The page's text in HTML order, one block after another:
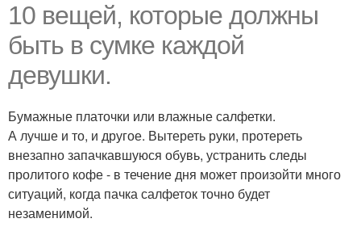
10 вещей, которые должны
быть в сумке каждой
девушки.
Бумажные платочки или влажные салфетки.
А лучше и то, и другое. Вытереть руки, протереть
внезапно запачкавшуюся обувь, устранить следы
пролитого кофе - в течение дня может произойти много
ситуаций, когда пачка салфеток точно будет
незаменимой.